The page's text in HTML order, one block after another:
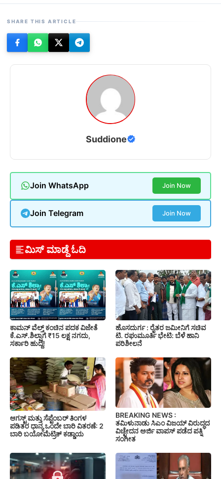
SHARE THIS ARTICLE
Suddione
Join WhatsApp Join Now
Join Telegram Join Now
ಮಿಸ್ ಮಾಡ್ದೆ ಓದಿ
ಕಾಮನ್ ವೆಲ್ತ್ ಕಂಚಿನ ಪದಕ ವಿಜೇತೆ
ಕೆ.ಎಸ್.ಶಿಲ್ಪಾಗೆ ₹15 ಲಕ್ಷ ನಗದು,
ಸರ್ಕಾರಿ ಹುದ್ದೆ!
ಹೊಸದುರ್ಗ : ರೈತರ ಜಮೀನಿಗೆ ಸಚಿವ
ಟಿ. ರಘುಮೂರ್ತಿ ಭೇಟಿ: ಬೆಳೆ ಹಾನಿ
ಪರಿಶೀಲನೆ
ಆಗಸ್ಟ್ ಮತ್ತು ಸೆಪ್ಟೆಂಬರ್ ತಿಂಗಳ
ಪಡಿತರ ಧಾನ್ಯ ಒಂದೇ ಬಾರಿ ವಿತರಣೆ: 2
ಬಾರಿ ಬಯೋಮೆಟ್ರಿಕ್ ಕಡ್ಡಾಯ
BREAKING NEWS :
ತಮಿಳುನಾಡು ಸಿಎಂ ವಿಜಯ್ ವಿರುದ್ಧದ
ವಿಚ್ಛೇದನ ಅರ್ಜಿ ವಾಪಸ್ ಪಡೆದ ಪತ್ನಿ
ಸಂಗೀತ